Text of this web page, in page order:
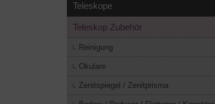
Teleskope
Teleskop Zubehör
Reinigung
Okulare
Zenitspiegel / Zenitprisma